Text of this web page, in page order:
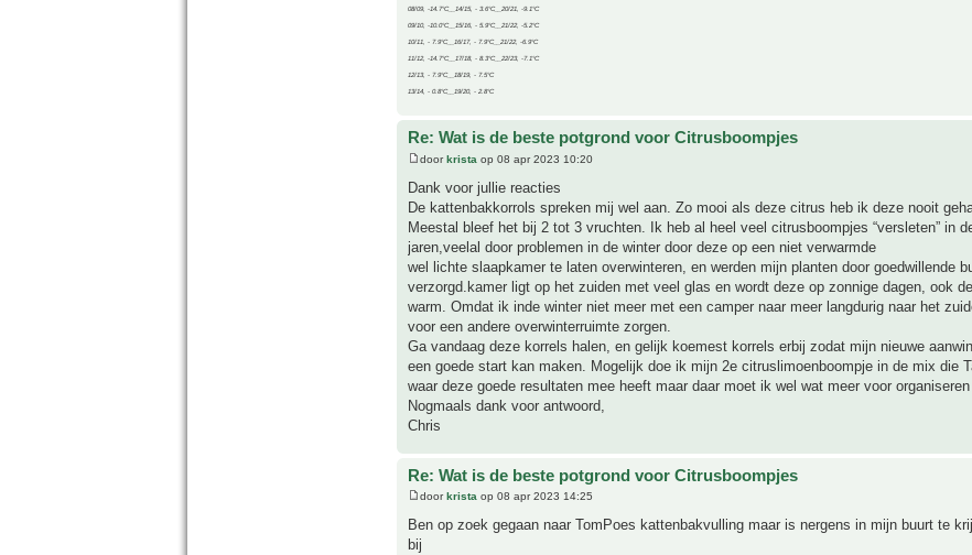
08/09, -14.7°C__14/15, - 3.6°C__20/21, -9.1°C
09/10, -10.0°C__15/16, - 5.9°C__21/22, -5.2°C
10/11, - 7.9°C__16/17, - 7.9°C__21/22, -6.9°C
11/12, -14.7°C__17/18, - 8.3°C__22/23, -7.1°C
12/13, - 7.9°C__18/19, - 7.5°C
13/14, - 0.8°C__19/20, - 2.8°C
Re: Wat is de beste potgrond voor Citrusboompjes
doorkrista op 08 apr 2023 10:20
Dank voor jullie reacties
De kattenbakkorrols spreken mij wel aan. Zo mooi als deze citrus heb ik deze nooit
Meestal bleef het bij 2 tot 3 vruchten. Ik heb al heel veel citrusboompjes “versleten” in
jaren,veelal door problemen in de winter door deze op een niet verwarmde
wel lichte slaapkamer te laten overwinteren, en werden mijn planten door goedwillende
verzorgd.kamer ligt op het zuiden met veel glas en wordt deze op zonnige dagen, ook
warm. Omdat ik inde winter niet meer met een camper naar meer langdurig naar het
voor een andere overwinterruimte zorgen.
Ga vandaag deze korrels halen, en gelijk koemest korrels erbij zodat mijn nieuwe
een goede start kan maken. Mogelijk doe ik mijn 2e citruslimoenboompje in de mix die
waar deze goede resultaten mee heeft maar daar moet ik wel wat meer voor organiseren
Nogmaals dank voor antwoord,
Chris
Re: Wat is de beste potgrond voor Citrusboompjes
doorkrista op 08 apr 2023 14:25
Ben op zoek gegaan naar TomPoes kattenbakvulling maar is nergens in mijn buurt te
bij